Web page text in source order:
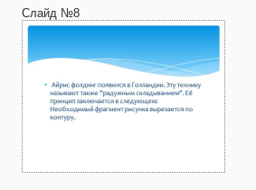
Слайд №8